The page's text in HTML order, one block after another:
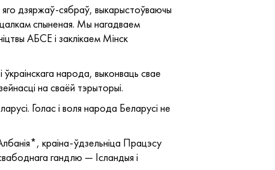
дзяржаў-сябраў, выкарыстоўваючы
спыненая. Мы нагадваем
АБСЕ і заклікаем Мінск
ўкраінскага народа, выконваць свае
на сваёй тэрыторыі.
Голас і воля народа Беларусі не
краіна-ўдзельніца Працэсу
гандлю — Ісландыя і